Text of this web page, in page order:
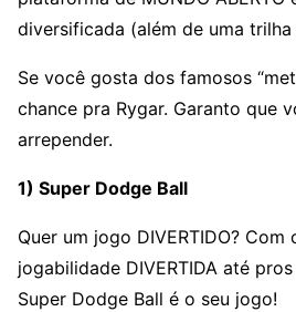
diversificada (além de uma
Se você gosta dos famosos
chance pra Rygar. Garanto que
arrepender.
1) Super Dodge Ball
Quer um jogo DIVERTIDO? Com
jogabilidade DIVERTIDA até
Super Dodge Ball é o seu jogo!